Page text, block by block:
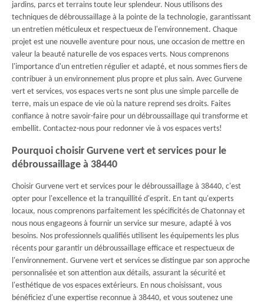
jardins, parcs et terrains toute leur splendeur. Nous utilisons des
techniques de débroussaillage à la pointe de la technologie, garantissant
un entretien méticuleux et respectueux de l'environnement. Chaque
projet est une nouvelle aventure pour nous, une occasion de mettre en
valeur la beauté naturelle de vos espaces verts. Nous comprenons
l'importance d'un entretien régulier et adapté, et nous sommes fiers de
contribuer à un environnement plus propre et plus sain. Avec Gurvene
vert et services, vos espaces verts ne sont plus une simple parcelle de
terre, mais un espace de vie où la nature reprend ses droits. Faites
confiance à notre savoir-faire pour un débroussaillage qui transforme et
embellit. Contactez-nous pour redonner vie à vos espaces verts!
Pourquoi choisir Gurvene vert et services pour le
débroussaillage à 38440
Choisir Gurvene vert et services pour le débroussaillage à 38440, c'est
opter pour l'excellence et la tranquillité d'esprit. En tant qu'experts
locaux, nous comprenons parfaitement les spécificités de Chatonnay et
nous nous engageons à fournir un service sur mesure, adapté à vos
besoins. Nos professionnels qualifiés utilisent les équipements les plus
récents pour garantir un débroussaillage efficace et respectueux de
l'environnement. Gurvene vert et services se distingue par son approche
personnalisée et son attention aux détails, assurant la sécurité et
l'esthétique de vos espaces extérieurs. En nous choisissant, vous
bénéficiez d'une expertise reconnue à 38440, et vous soutenez une